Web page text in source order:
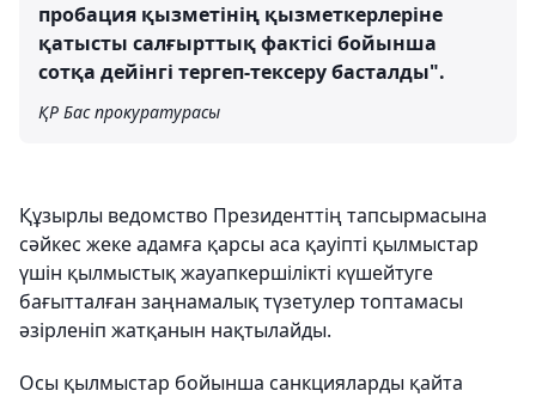
пробация қызметінің қызметкерлеріне
қатысты салғырттық фактісі бойынша
сотқа дейінгі тергеп-тексеру басталды".
ҚР Бас прокуратурасы
Құзырлы ведомство Президенттің тапсырмасына
сәйкес жеке адамға қарсы аса қауіпті қылмыстар
үшін қылмыстық жауапкершілікті күшейтуге
бағытталған заңнамалық түзетулер топтамасы
әзірленіп жатқанын нақтылайды.
Осы қылмыстар бойынша санкцияларды қайта